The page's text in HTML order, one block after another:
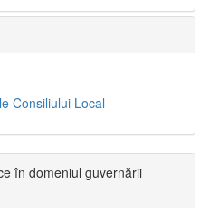
Consiliului Local
în domeniul guvernării